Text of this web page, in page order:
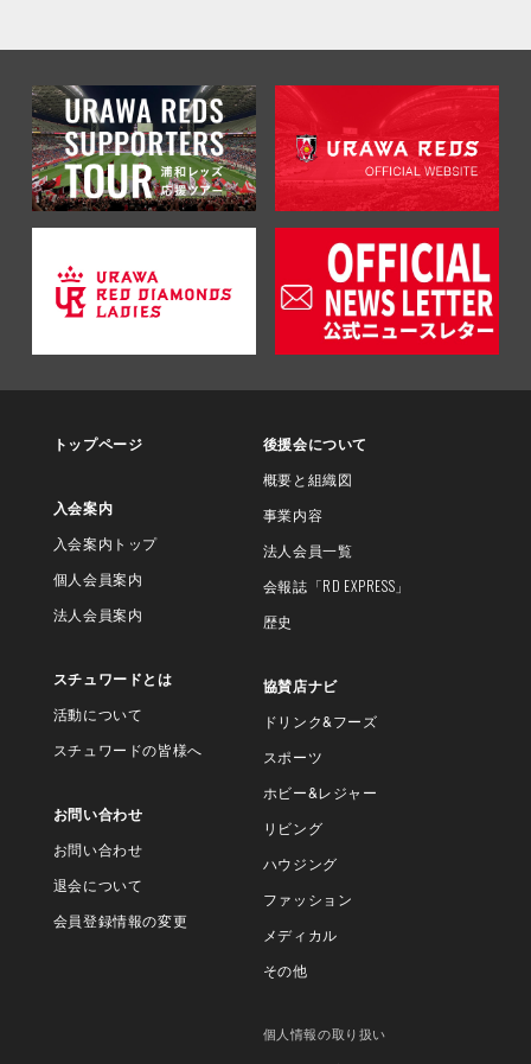
トップページ
入会案内
入会案内トップ
個人会員案内
法人会員案内
スチュワードとは
活動について
スチュワードの皆様へ
お問い合わせ
お問い合わせ
退会について
会員登録情報の変更
後援会について
概要と組織図
事業内容
法人会員一覧
会報誌 「RD EXPRESS」
歴史
協賛店ナビ
ドリンク&フーズ
スポーツ
ホビー&レジャー
リビング
ハウジング
ファッション
メディカル
その他
個人情報の取り扱い